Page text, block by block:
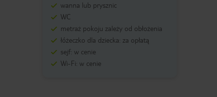
wanna lub prysznic
WC
metraż pokoju zależy od obłożenia
łóżeczko dla dziecka: za opłatą
sejf: w cenie
Wi-Fi: w cenie